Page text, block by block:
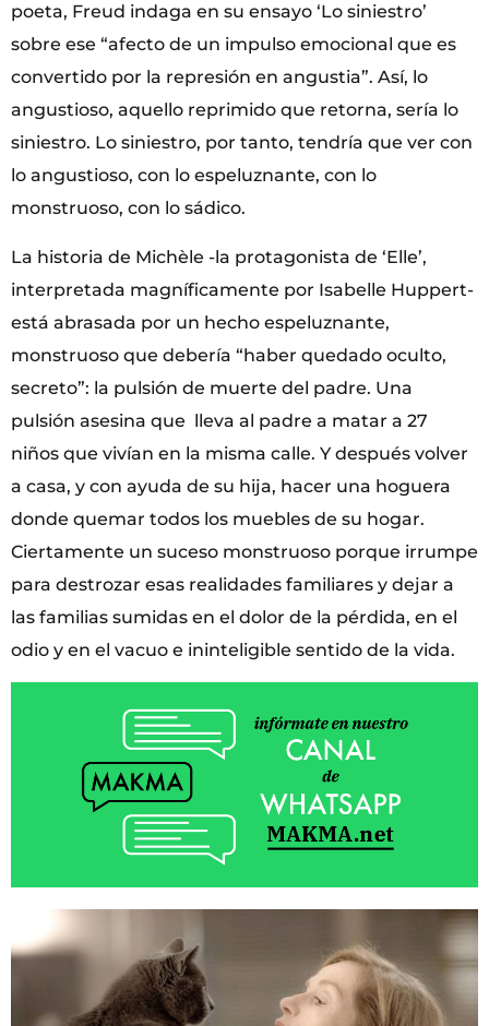
poeta, Freud indaga en su ensayo ‘Lo siniestro’
sobre ese “afecto de un impulso emocional que es
convertido por la represión en angustia”. Así, lo
angustioso, aquello reprimido que retorna, sería lo
siniestro. Lo siniestro, por tanto, tendría que ver con
lo angustioso, con lo espeluznante, con lo
monstruoso, con lo sádico.
La historia de Michèle -la protagonista de ‘Elle’,
interpretada magníficamente por Isabelle Huppert-
está abrasada por un hecho espeluznante,
monstruoso que debería “haber quedado oculto,
secreto”: la pulsión de muerte del padre. Una
pulsión asesina que lleva al padre a matar a 27
niños que vivían en la misma calle. Y después volver
a casa, y con ayuda de su hija, hacer una hoguera
donde quemar todos los muebles de su hogar.
Ciertamente un suceso monstruoso porque irrumpe
para destrozar esas realidades familiares y dejar a
las familias sumidas en el dolor de la pérdida, en el
odio y en el vacuo e ininteligible sentido de la vida.